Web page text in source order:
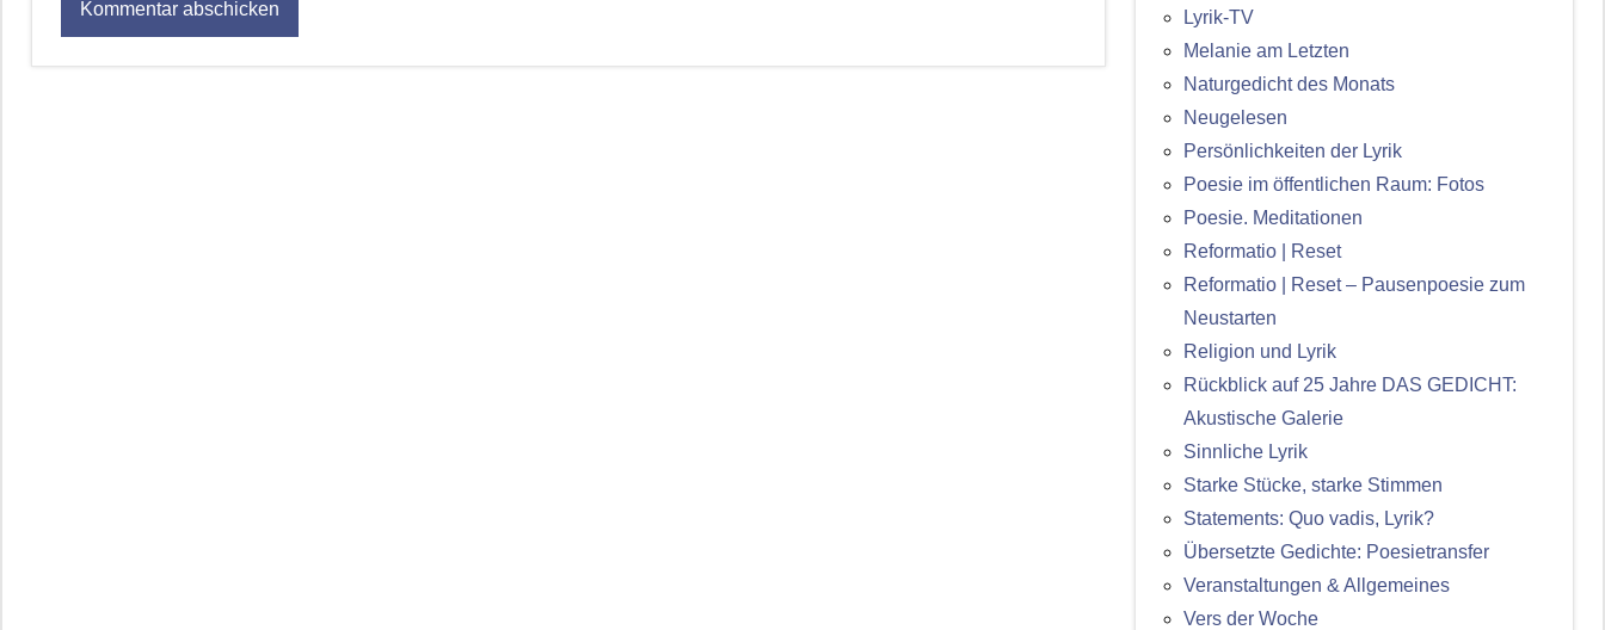
Lyrik-TV
Melanie am Letzten
Naturgedicht des Monats
Neugelesen
Persönlichkeiten der Lyrik
Poesie im öffentlichen Raum: Fotos
Poesie. Meditationen
Reformatio | Reset
Reformatio | Reset – Pausenpoesie zum
Neustarten
Religion und Lyrik
Rückblick auf 25 Jahre DAS GEDICHT:
Akustische Galerie
Sinnliche Lyrik
Starke Stücke, starke Stimmen
Statements: Quo vadis, Lyrik?
Übersetzte Gedichte: Poesietransfer
Veranstaltungen & Allgemeines
Vers der Woche